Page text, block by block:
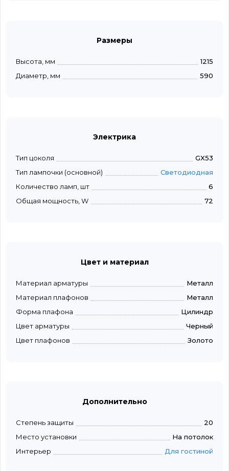
Размеры
Высота, мм
1215
Диаметр, мм
590
Электрика
Тип цоколя
GX53
Тип лампочки (основной)
Светодиодная
Количество ламп, шт
6
Общая мощность, W
72
Цвет и материал
Материал арматуры
Металл
Материал плафонов
Металл
Форма плафона
Цилиндр
Цвет арматуры
Черный
Цвет плафонов
Золото
Дополнительно
Степень защиты
20
Место установки
На потолок
Интерьер
Для гостиной